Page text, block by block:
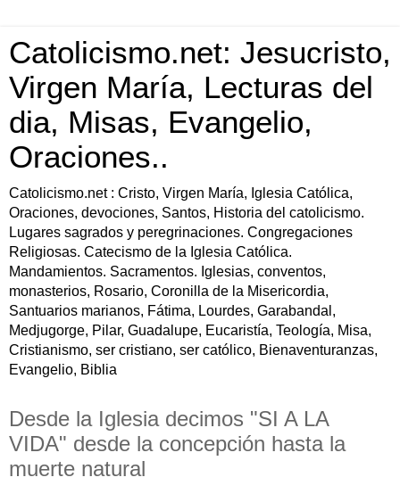
Catolicismo.net: Jesucristo,
Virgen María, Lecturas del
dia, Misas, Evangelio,
Oraciones..
Catolicismo.net : Cristo, Virgen María, Iglesia Católica,
Oraciones, devociones, Santos, Historia del catolicismo.
Lugares sagrados y peregrinaciones. Congregaciones
Religiosas. Catecismo de la Iglesia Católica.
Mandamientos. Sacramentos. Iglesias, conventos,
monasterios, Rosario, Coronilla de la Misericordia,
Santuarios marianos, Fátima, Lourdes, Garabandal,
Medjugorge, Pilar, Guadalupe, Eucaristía, Teología, Misa,
Cristianismo, ser cristiano, ser católico, Bienaventuranzas,
Evangelio, Biblia
Desde la Iglesia decimos "SI A LA
VIDA" desde la concepción hasta la
muerte natural